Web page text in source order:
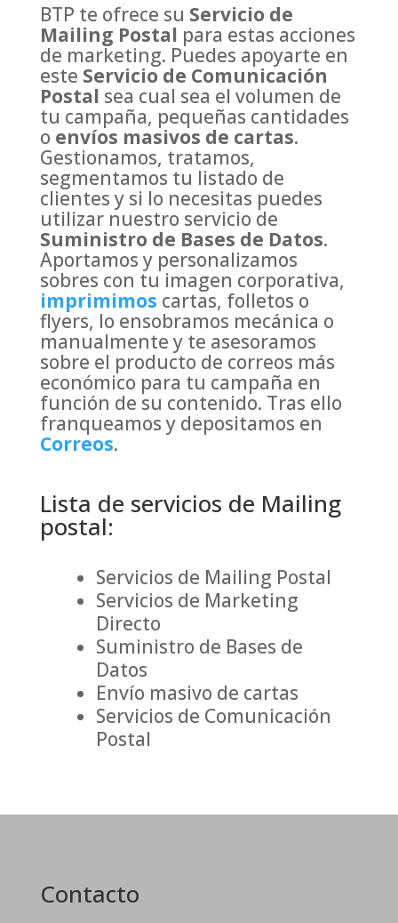
BTP te ofrece su Servicio de
Mailing Postal para estas acciones
de marketing. Puedes apoyarte en
este Servicio de Comunicación
Postal sea cual sea el volumen de
tu campaña, pequeñas cantidades
o envíos masivos de cartas.
Gestionamos, tratamos,
segmentamos tu listado de
clientes y si lo necesitas puedes
utilizar nuestro servicio de
Suministro de Bases de Datos.
Aportamos y personalizamos
sobres con tu imagen corporativa,
imprimimos cartas, folletos o
flyers, lo ensobramos mecánica o
manualmente y te asesoramos
sobre el producto de correos más
económico para tu campaña en
función de su contenido. Tras ello
franqueamos y depositamos en
Correos.
Lista de servicios de Mailing
postal:
Servicios de Mailing Postal
Servicios de Marketing
Directo
Suministro de Bases de
Datos
Envío masivo de cartas
Servicios de Comunicación
Postal
Contacto